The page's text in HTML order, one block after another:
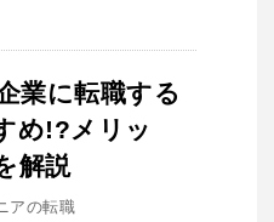
業に転職する
め!?メリッ
解説
アの転職